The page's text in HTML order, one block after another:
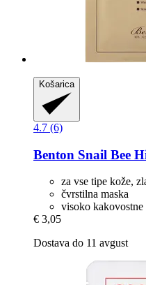
Košarica
4.7 (6)
Benton Snail Bee
za vse tipe kože,
čvrstilna maska
visoko kakovostne
€ 3,05
Dostava do 11 avgust